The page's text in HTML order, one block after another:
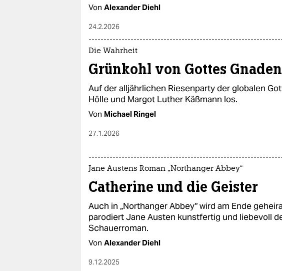
Von Alexander Diehl
24.2.2026
Die Wahrheit
Grünkohl von Gottes Gnaden
Auf der alljährlichen Riesenparty der globalen
Hölle und Margot Luther Käßmann los.
Von Michael Ringel
27.1.2026
Jane Austens Roman „Northanger Abbey“
Catherine und die Geister
Auch in „Northanger Abbey“ wird am Ende
parodiert Jane Austen kunstfertig und liebevoll
Schauerroman.
Von Alexander Diehl
9.12.2025